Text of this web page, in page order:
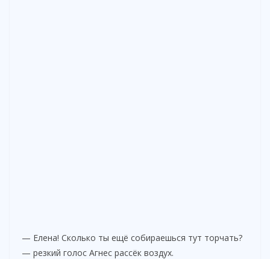
— Елена! Сколько ты ещё собираешься тут торчать?
— резкий голос Агнес рассёк воздух.